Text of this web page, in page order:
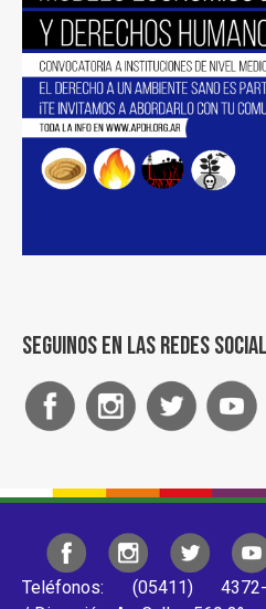
Seguinos en las redes
Teléfonos: (05411)